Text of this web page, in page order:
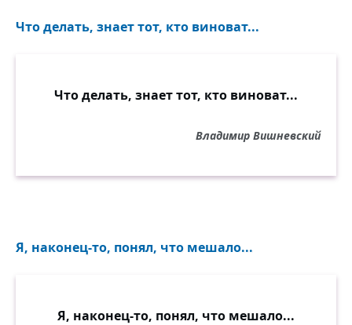
Что делать, знает тот, кто виноват...
Что делать, знает тот, кто виноват...
Владимир Вишневский
Я, наконец-то, понял, что мешало...
Я, наконец-то, понял, что мешало...